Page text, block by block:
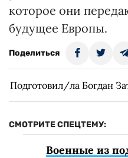
которое они
будущее Европы.
Поделиться
Подготовил/ла Богдан
СМОТРИТЕ СПЕЦТЕМУ:
Военные из